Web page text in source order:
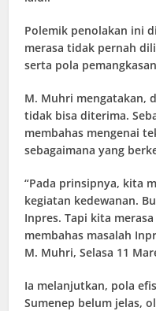
Polemik penolakan ini
merasa tidak pernah
serta pola
M. Muhri mengatakan,
tidak bisa diterima.
membahas mengenai
sebagaimana yang
“Pada prinsipnya, kita
kegiatan kedewanan.
Inpres. Tapi kita
membahas masalah
M. Muhri, Selasa 11
Ia melanjutkan, pola
Sumenep belum jelas,